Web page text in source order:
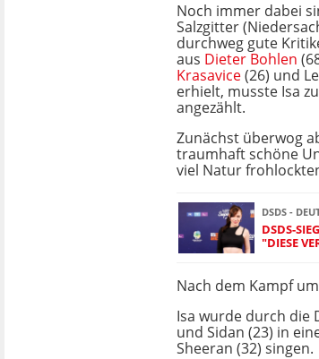
Noch immer dabei
Salzgitter
durchweg gute
aus Dieter Bohlen
Krasavice(26) und
erhielt, musste Isa
angezählt.
Zunächst überwog
traumhaft schöne
viel Natur
DSDS -
DSDS-
"DIESE
Nach dem Kampf
Isa wurde durch die
und Sidan (23) in
Sheeran (32) singen.